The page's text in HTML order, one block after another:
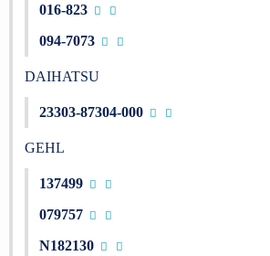
016-823
094-7073
DAIHATSU
23303-87304-000
GEHL
137499
079757
N182130